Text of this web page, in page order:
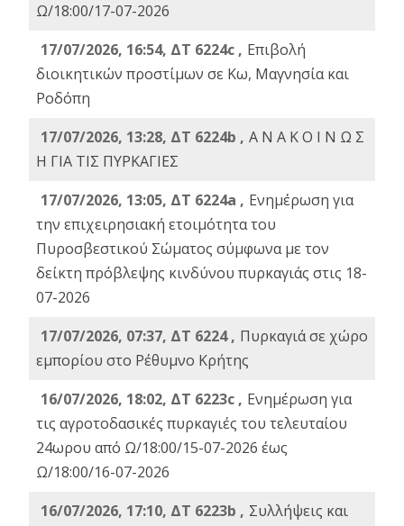
Ω/18:00/17-07-2026
17/07/2026, 16:54, ΔΤ 6224c , Επιβολή
διοικητικών προστίμων σε Κω, Μαγνησία και
Ροδόπη
17/07/2026, 13:28, ΔΤ 6224b , Α Ν Α Κ Ο Ι Ν Ω Σ
Η ΓΙΑ ΤΙΣ ΠΥΡΚΑΓΙΕΣ
17/07/2026, 13:05, ΔΤ 6224a , Ενημέρωση για
την επιχειρησιακή ετοιμότητα του
Πυροσβεστικού Σώματος σύμφωνα με τον
δείκτη πρόβλεψης κινδύνου πυρκαγιάς στις 18-
07-2026
17/07/2026, 07:37, ΔΤ 6224 , Πυρκαγιά σε χώρο
εμπορίου στο Ρέθυμνο Κρήτης
16/07/2026, 18:02, ΔΤ 6223c , Ενημέρωση για
τις αγροτοδασικές πυρκαγιές του τελευταίου
24ωρου από Ω/18:00/15-07-2026 έως
Ω/18:00/16-07-2026
16/07/2026, 17:10, ΔΤ 6223b , Συλλήψεις και